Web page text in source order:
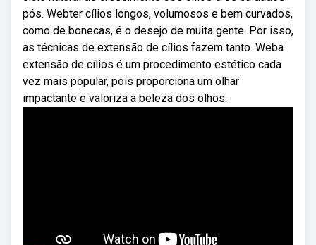
pós. Webter cílios longos, volumosos e bem curvados,
como de bonecas, é o desejo de muita gente. Por isso,
as técnicas de extensão de cílios fazem tanto. Weba
extensão de cílios é um procedimento estético cada
vez mais popular, pois proporciona um olhar
impactante e valoriza a beleza dos olhos.